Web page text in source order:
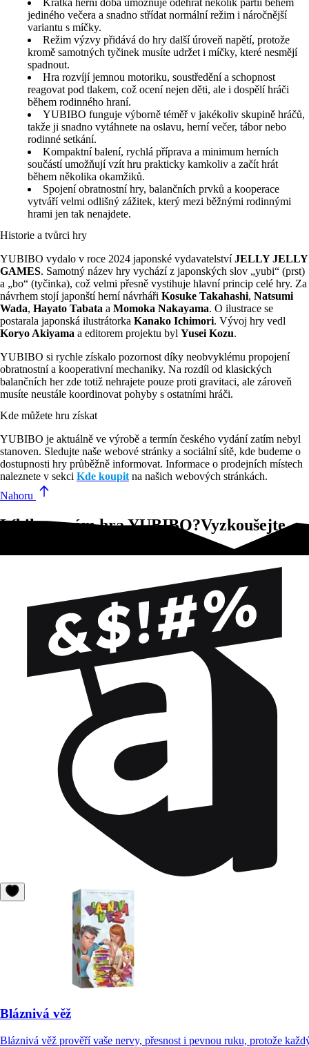
jediného večera a snadno střídat normální režim i náročnější
variantu s míčky.
Režim výzvy přidává do hry další úroveň napětí, protože
kromě samotných tyčinek musíte udržet i míčky, které nesmějí
spadnout.
Hra rozvíjí jemnou motoriku, soustředění a schopnost
reagovat pod tlakem, což ocení nejen děti, ale i dospělí hráči
během rodinného hraní.
YUBIBO funguje výborně téměř v jakékoliv skupině hráčů,
takže ji snadno vytáhnete na oslavu, herní večer, tábor nebo
rodinné setkání.
Kompaktní balení, rychlá příprava a minimum herních
součástí umožňují vzít hru prakticky kamkoliv a začít hrát
během několika okamžiků.
Spojení obratnostní hry, balančních prvků a kooperace
vytváří velmi odlišný zážitek, který mezi běžnými rodinnými
hrami jen tak nenajdete.
Historie a tvůrci hry
YUBIBO vydalo v roce 2024 japonské vydavatelstvíJELLY JELLY
GAMES. Samotný název hry vychází z japonských slov „yubi“ (prst)
a „bo“ (tyčinka), což velmi přesně vystihuje hlavní princip celé hry. Za
návrhem stojí japonští herní návrháři Kosuke Takahashi, Natsumi
Wada, Hayato Tabata a Momoka Nakayama. O ilustrace se
postarala japonská ilustrátorka Kanako Ichimori. Vývoj hry vedl
Koryo Akiyama a editorem projektu byl Yusei Kozu.
YUBIBO si rychle získalo pozornost díky neobvyklému propojení
obratnostní a kooperativní mechaniky. Na rozdíl od klasických
balančních her zde totiž nehrajete pouze proti gravitaci, ale zároveň
musíte neustále koordinovat pohyby s ostatními hráči.
Kde můžete hru získat
YUBIBO je aktuálně ve výrobě a termín českého vydání zatím nebyl
stanoven. Sledujte naše webové stránky a sociální sítě, kde budeme o
dostupnosti hry průběžně informovat. Informace o prodejních místech
naleznete v sekci Kde koupit na našich webových stránkách.
Nahoru
Líbila se vám hra YUBIBO?Vyzkoušejte
Bláznivá věž
Bláznivá věž prověří vaše nervy, přesnost i pevnou ruku, protože